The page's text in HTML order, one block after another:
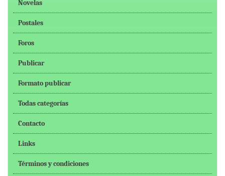
Novelas
Postales
Foros
Publicar
Formato publicar
Todas categorías
Contacto
Links
Términos y condiciones